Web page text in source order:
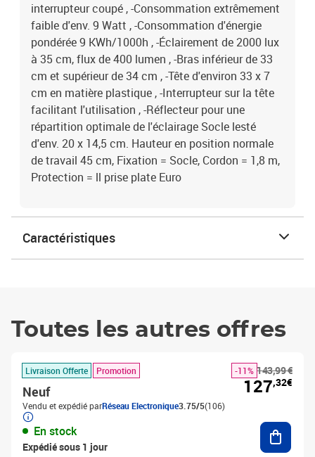
interrupteur coupé , -Consommation extrêmement
faible d'env. 9 Watt , -Consommation d'énergie
pondérée 9 KWh/1000h , -Éclairement de 2000 lux
à 35 cm, flux de 400 lumen , -Bras inférieur de 33
cm et supérieur de 34 cm , -Tête d'environ 33 x 7
cm en matière plastique , -Interrupteur sur la tête
facilitant l'utilisation , -Réflecteur pour une
répartition optimale de l'éclairage Socle lesté
d'env. 20 x 14,5 cm. Hauteur en position normale
de travail 45 cm, Fixation = Socle, Cordon = 1,8 m,
Protection = ll prise plate Euro
Caractéristiques
Toutes les autres offres
Livraison Offerte Promotion
Neuf
Vendu et expédié parRéseau Electronique3.75/5(106)
En stock
Expédié sous 1 jour
143,99 €
-11%
127,32€